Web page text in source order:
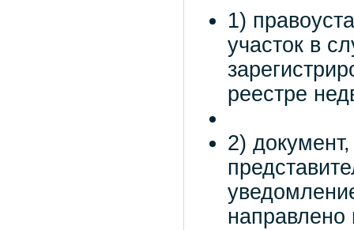
1)
участок в
реестре
2)
направлено